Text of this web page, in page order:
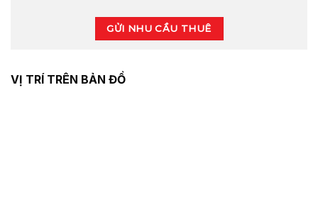
GỬI NHU CẦU THUÊ
VỊ TRÍ TRÊN BẢN ĐỒ